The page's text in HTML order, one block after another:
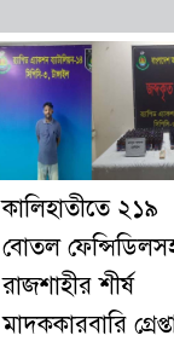
কালিহাতীতে ২১৯
বোতল
রাজশাহীর শীর্ষ
মাদককারবারি